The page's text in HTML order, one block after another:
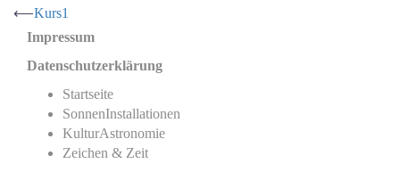
Beitrags-
Navigation
⟵Kurs1
Impressum
Datenschutzerklärung
Startseite
SonnenInstallationen
KulturAstronomie
Zeichen & Zeit